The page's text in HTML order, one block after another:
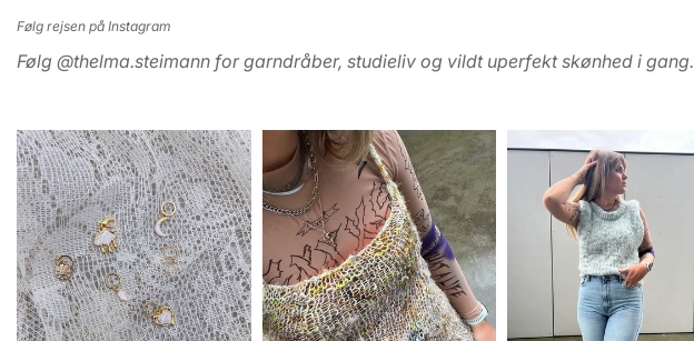
Følg rejsen på Instagram
Følg @thelma.steimann for garndråber, studieliv og vildt uperfekt skønhed i gang.